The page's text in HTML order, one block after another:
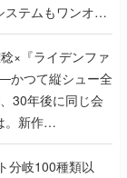
ステムもワンオフ
ディレクターに聞
×『ライデンファ
かつて縦シュー全
30年後に同じ会
。新作
で初タッグを組
開発秘話
分岐100種類以